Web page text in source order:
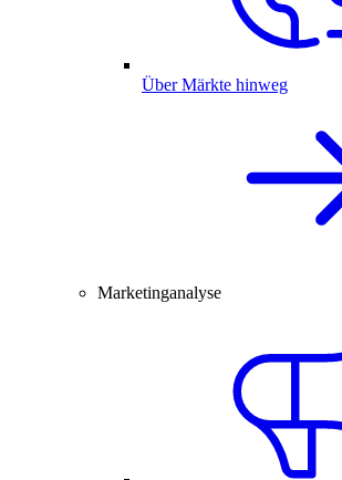
Über Märkte hinweg
Marketinganalyse